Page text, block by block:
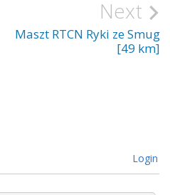
Next
Maszt RTCN Ryki ze Smug
[49 km]
Login